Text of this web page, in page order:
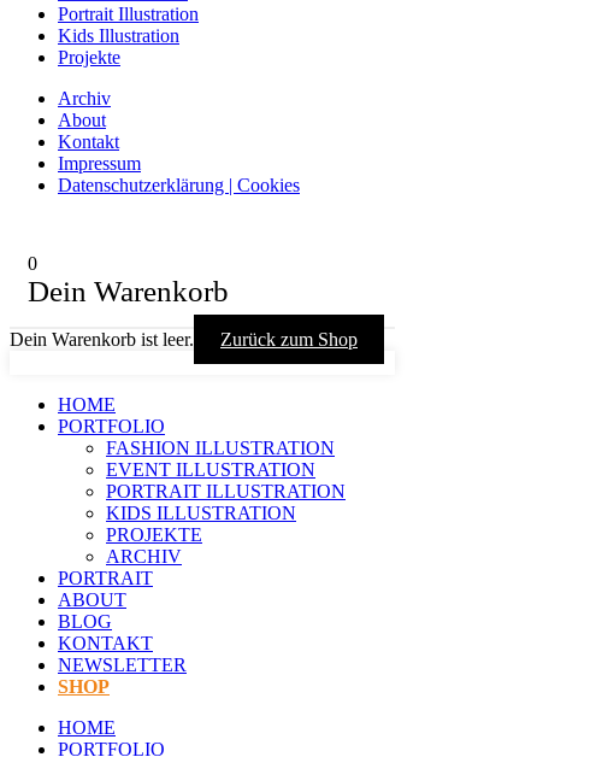
Portrait Illustration
Kids Illustration
Projekte
Archiv
About
Kontakt
Impressum
Datenschutzerklärung | Cookies
0
Dein Warenkorb
Dein Warenkorb ist leer. Zurück zum Shop
HOME
PORTFOLIO
FASHION ILLUSTRATION
EVENT ILLUSTRATION
PORTRAIT ILLUSTRATION
KIDS ILLUSTRATION
PROJEKTE
ARCHIV
PORTRAIT
ABOUT
BLOG
KONTAKT
NEWSLETTER
SHOP
HOME
PORTFOLIO